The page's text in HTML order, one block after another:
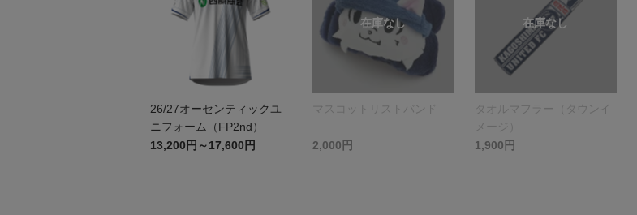
26/27オーセンティックユ
ニフォーム（FP2nd）
13,200円～17,600円
マスコットリストバンド
2,000円
タオルマフラー（タウンイ
メージ）
1,900円